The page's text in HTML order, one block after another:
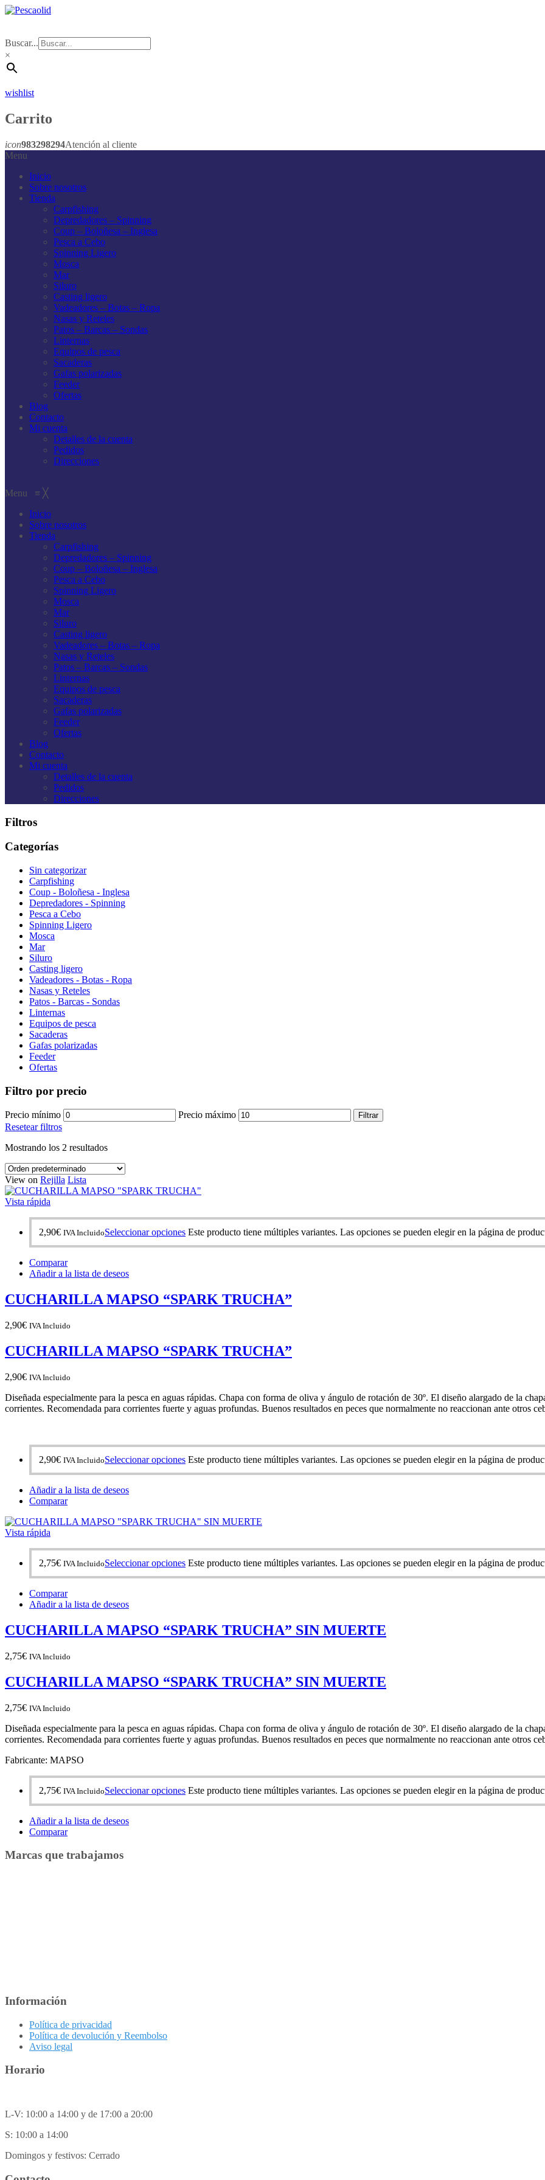
Buscar...
×
wishlist
Carrito
icon983298294Atención al cliente
Menu
Inicio
Sobre nosotros
Tienda
Carpfishing
Depredadores – Spinning
Coup – Boloñesa – Inglesa
Pesca a Cebo
Spinning Ligero
Mosca
Mar
Siluro
Casting ligero
Vadeadores – Botas – Ropa
Nasas y Reteles
Patos – Barcas – Sondas
Linternas
Equipos de pesca
Sacaderas
Gafas polarizadas
Feeder
Ofertas
Blog
Contacto
Mi cuenta
Detalles de la cuenta
Pedidos
Direcciones
Menu ≡ ╳
Inicio
Sobre nosotros
Tienda
Carpfishing
Depredadores – Spinning
Coup – Boloñesa – Inglesa
Pesca a Cebo
Spinning Ligero
Mosca
Mar
Siluro
Casting ligero
Vadeadores – Botas – Ropa
Nasas y Reteles
Patos – Barcas – Sondas
Linternas
Equipos de pesca
Sacaderas
Gafas polarizadas
Feeder
Ofertas
Blog
Contacto
Mi cuenta
Detalles de la cuenta
Pedidos
Direcciones
Filtros
Categorías
Sin categorizar
Carpfishing
Coup - Boloñesa - Inglesa
Depredadores - Spinning
Pesca a Cebo
Spinning Ligero
Mosca
Mar
Siluro
Casting ligero
Vadeadores - Botas - Ropa
Nasas y Reteles
Patos - Barcas - Sondas
Linternas
Equipos de pesca
Sacaderas
Gafas polarizadas
Feeder
Ofertas
Filtro por precio
Precio mínimo Precio máximo Filtrar
Resetear filtros
Mostrando los 2 resultados
View on Rejilla Lista
Vista rápida
2,90€ IVA IncluidoSeleccionar opciones Este producto tiene múltiples variantes. Las opciones se pueden elegir en la página de
Comparar
Añadir a la lista de deseos
CUCHARILLA MAPSO “SPARK TRUCHA”
2,90€ IVA Incluido
CUCHARILLA MAPSO “SPARK TRUCHA”
2,90€ IVA Incluido
Diseñada especialmente para la pesca en aguas rápidas. Chapa con forma de oliva y ángulo de rotación de 30º. El diseño alargado de la
corrientes. Recomendada para corrientes fuerte y aguas profundas. Buenos resultados en peces que normalmente no reaccionan ante otros
2,90€ IVA IncluidoSeleccionar opciones Este producto tiene múltiples variantes. Las opciones se pueden elegir en la página de
Añadir a la lista de deseos
Comparar
Vista rápida
2,75€ IVA IncluidoSeleccionar opciones Este producto tiene múltiples variantes. Las opciones se pueden elegir en la página de
Comparar
Añadir a la lista de deseos
CUCHARILLA MAPSO “SPARK TRUCHA” SIN MUERTE
2,75€ IVA Incluido
CUCHARILLA MAPSO “SPARK TRUCHA” SIN MUERTE
2,75€ IVA Incluido
Diseñada especialmente para la pesca en aguas rápidas. Chapa con forma de oliva y ángulo de rotación de 30º. El diseño alargado de la
corrientes. Recomendada para corrientes fuerte y aguas profundas. Buenos resultados en peces que normalmente no reaccionan ante otros
Fabricante: MAPSO
2,75€ IVA IncluidoSeleccionar opciones Este producto tiene múltiples variantes. Las opciones se pueden elegir en la página de
Añadir a la lista de deseos
Comparar
Marcas que trabajamos
Información
Política de privacidad
Política de devolución y Reembolso
Aviso legal
Horario
L-V: 10:00 a 14:00 y de 17:00 a 20:00
S: 10:00 a 14:00
Domingos y festivos: Cerrado